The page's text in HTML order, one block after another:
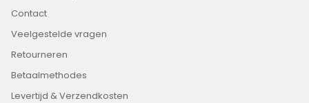
Contact
Veelgestelde vragen
Retourneren
Betaalmethodes
Levertijd & Verzendkosten